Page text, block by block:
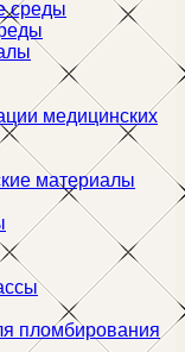
среды
медицинских
материалы
пломбирования